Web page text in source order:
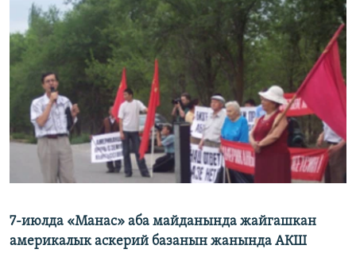
БИЗ ЖАНА ДҮЙНӨ
ДАНИСТЕ
ЭЖЕ-СИҢДИЛЕР
АЗАТТЫК+
ЫҢГАЙСЫЗ СУРООЛОР
Русский
ОНЛАЙН ШЕРИНЕ
ЭЕ/АРнун бардык сайттары
7-июлда «Манас» аба майданында жайгашкан
америкалык аскерий базанын жанында АКШ